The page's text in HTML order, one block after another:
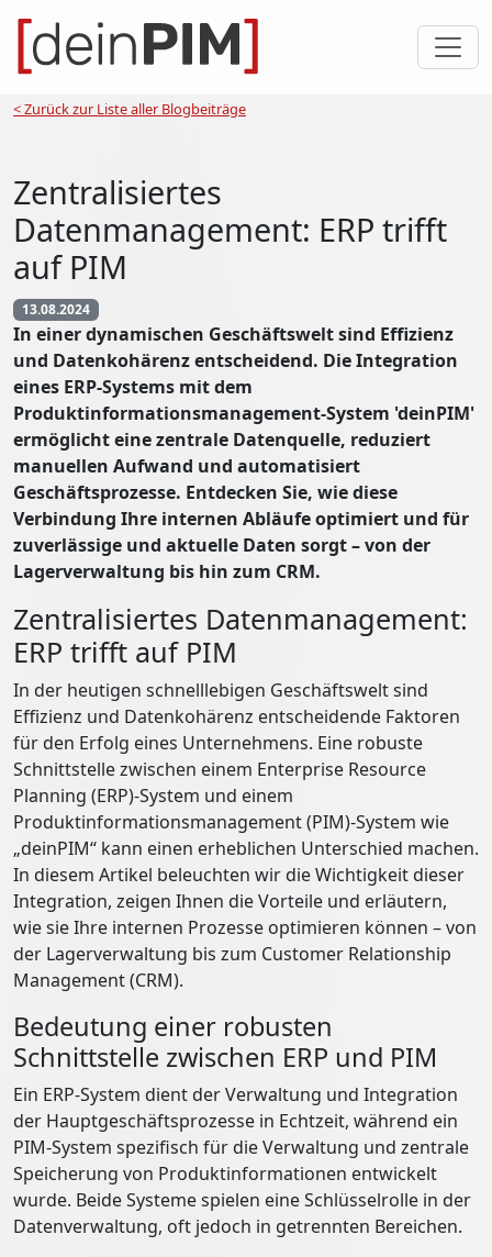
< Zurück zur Liste aller Blogbeiträge
Zentralisiertes
Datenmanagement: ERP trifft
auf PIM
13.08.2024
In einer dynamischen Geschäftswelt sind Effizienz
und Datenkohärenz entscheidend. Die Integration
eines ERP-Systems mit dem
Produktinformationsmanagement-System 'deinPIM'
ermöglicht eine zentrale Datenquelle, reduziert
manuellen Aufwand und automatisiert
Geschäftsprozesse. Entdecken Sie, wie diese
Verbindung Ihre internen Abläufe optimiert und für
zuverlässige und aktuelle Daten sorgt – von der
Lagerverwaltung bis hin zum CRM.
Zentralisiertes Datenmanagement:
ERP trifft auf PIM
In der heutigen schnelllebigen Geschäftswelt sind
Effizienz und Datenkohärenz entscheidende Faktoren
für den Erfolg eines Unternehmens. Eine robuste
Schnittstelle zwischen einem Enterprise Resource
Planning (ERP)-System und einem
Produktinformationsmanagement (PIM)-System wie
„deinPIM“ kann einen erheblichen Unterschied machen.
In diesem Artikel beleuchten wir die Wichtigkeit dieser
Integration, zeigen Ihnen die Vorteile und erläutern,
wie sie Ihre internen Prozesse optimieren können – von
der Lagerverwaltung bis zum Customer Relationship
Management (CRM).
Bedeutung einer robusten
Schnittstelle zwischen ERP und PIM
Ein ERP-System dient der Verwaltung und Integration
der Hauptgeschäftsprozesse in Echtzeit, während ein
PIM-System spezifisch für die Verwaltung und zentrale
Speicherung von Produktinformationen entwickelt
wurde. Beide Systeme spielen eine Schlüsselrolle in der
Datenverwaltung, oft jedoch in getrennten Bereichen.